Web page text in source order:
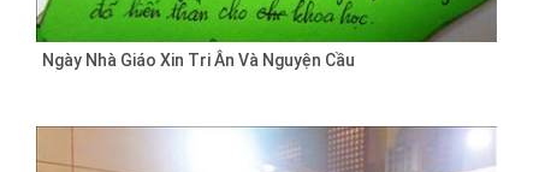
Ngày Nhà Giáo Xin Tri Ân Và Nguyện Cầu